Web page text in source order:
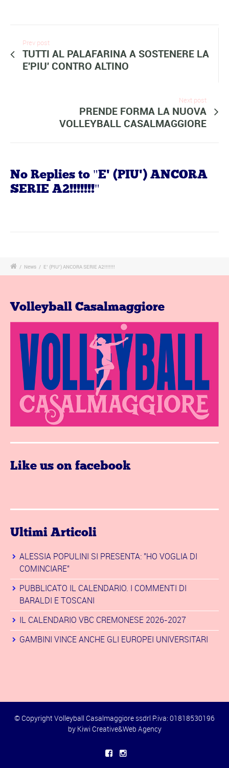
Prev post
TUTTI AL PALAFARINA A SOSTENERE LA
E'PIU' CONTRO ALTINO
Next post
PRENDE FORMA LA NUOVA
VOLLEYBALL CASALMAGGIORE
No Replies to "E' (PIU') ANCORA
SERIE A2!!!!!!!"
/ News / E’ (PIU’) ANCORA SERIE A2!!!!!!!
Volleyball Casalmaggiore
Like us on facebook
Ultimi Articoli
ALESSIA POPULINI SI PRESENTA: "HO VOGLIA DI
COMINCIARE"
PUBBLICATO IL CALENDARIO. I COMMENTI DI
BARALDI E TOSCANI
IL CALENDARIO VBC CREMONESE 2026-2027
GAMBINI VINCE ANCHE GLI EUROPEI UNIVERSITARI
© Copyright Volleyball Casalmaggiore ssdrl P.iva: 01818530196
by Kiwi Creative&Web Agency